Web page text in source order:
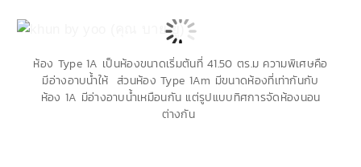
ห้อง Type 1A เป็นห้องขนาดเริ่มต้นที่ 41.50 ตร.ม ความพิเศษคือ
มีอ่างอาบน้ำให้ ส่วนห้อง Type 1Am มีขนาดห้องที่เท่ากันกับ
ห้อง 1A มีอ่างอาบน้ำเหมือนกัน แต่รูปแบบทิศการจัดห้องนอน
ต่างกัน